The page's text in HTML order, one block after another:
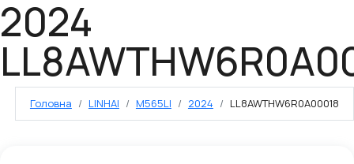
2024
Головна LINHAI M565LI 2024 LL8AWTHW6R0A00018